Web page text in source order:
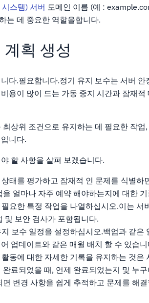
스템) 서버 도메인 이름 (예 :
는 데 중요한 역할을합니다.
획 생성
다.필요합니다.정기 유지 보수는 서버
용이 많이 드는 가동 중지 시간과 잠재
상위 조건으로 유지하는 데 필요한 작
니다.
할 사항을 살펴 보겠습니다.
태를 평가하고 잠재적 인 문제를 식별하
얼마나 자주 예약 해야하는지에 대한
요한 특정 작업을 나열하십시오.이는 서
및 보안 검사가 포함됩니다.
보수 일정을 설정하십시오.백업과 같은
업데이트와 같은 매월 배치 할 수 있습니
동에 대한 자세한 기록을 유지하는 것은
료되었을 때, 언제 완료되었는지 및 누
변경 사항을 쉽게 추적하고 문제를 해